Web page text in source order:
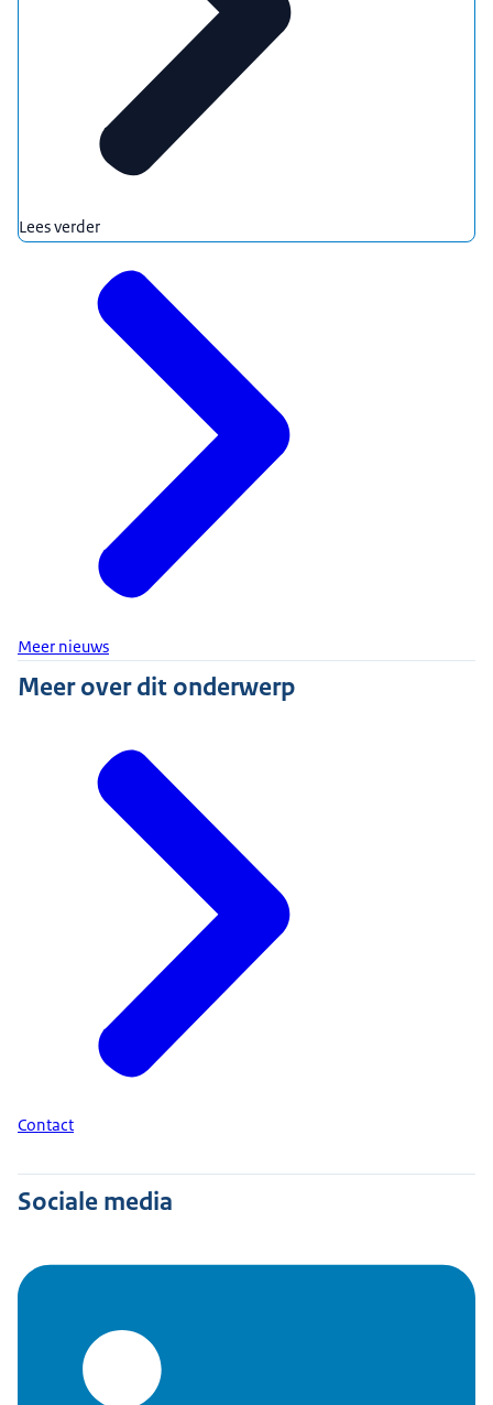
Lees verder
Meer nieuws
Meer over dit onderwerp
Contact
Sociale media